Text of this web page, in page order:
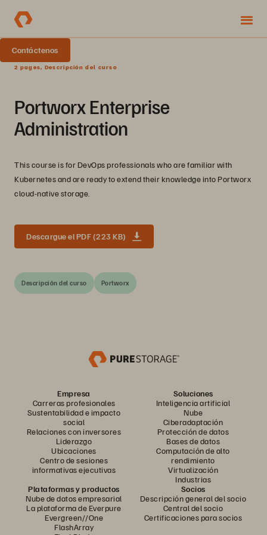
Contáctenos
2 pages, Descripción del curso
Portworx Enterprise
Administration
This course is for DevOps professionals who are familiar with
Kubernetes and are ready to extend their knowledge into Portworx
cloud-native storage.
Descargue el PDF (223 KB)
Descripción del curso Portworx
Empresa
Carreras profesionales
Sustentabilidad e impacto
social
Relaciones con inversores
Liderazgo
Ubicaciones
Centro de sesiones
informativas ejecutivas
Soluciones
Inteligencia artificial
Nube
Ciberadaptación
Protección de datos
Bases de datos
Computación de alto
rendimiento
Virtualización
Industrias
Plataformas y productos
Nube de datos empresarial
La plataforma de Everpure
Evergreen//One
FlashArray
Socios
Descripción general del socio
Central del socio
Certificaciones para socios